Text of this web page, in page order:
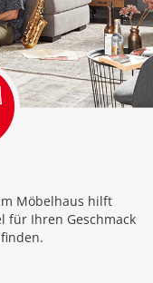
Möbelhaus hilft
für Ihren Geschmack